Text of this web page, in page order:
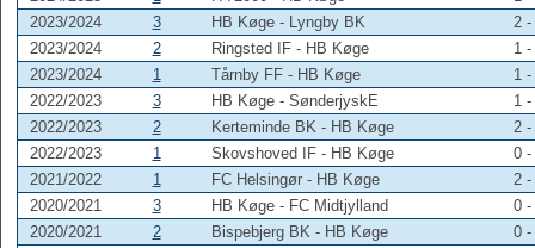
2023/2024
3 HB Køge - Lyngby BK
2 -
2023/2024
2 Ringsted IF - HB Køge
1 -
2023/2024
1 Tårnby FF - HB Køge
1 -
2022/2023
3 HB Køge - SønderjyskE
1 -
2022/2023
2 Kerteminde BK - HB Køge
2 -
2022/2023
1 Skovshoved IF - HB Køge
0 -
2021/2022
1 FC Helsingør - HB Køge
2 -
2020/2021
3 HB Køge - FC Midtjylland
0 -
2020/2021
2 Bispebjerg BK - HB Køge
0 -